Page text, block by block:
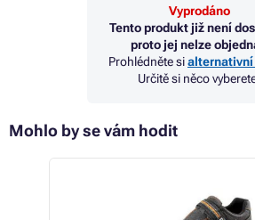
Vyprodáno
Tento produkt již není
proto jej nelze
Prohlédněte sialternativní
Určitě si něco
Mohlo by se vám hodit